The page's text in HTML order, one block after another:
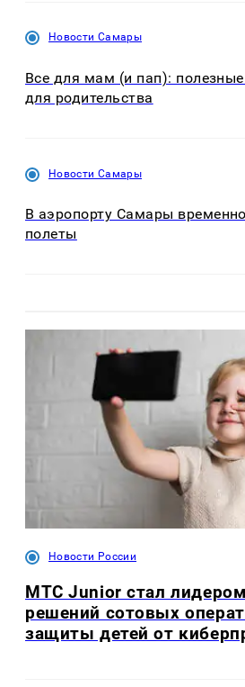
Новости Самары
Все для мам (и пап):
для родительства
Новости Самары
В аэропорту Самары
полеты
Новости России
МТС Junior стал лидером
решений сотовых
защиты детей от